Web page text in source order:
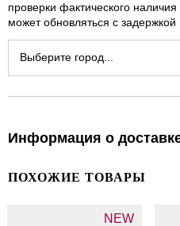
проверки фактического
может обновляться с задержкой
Выберите город...
Информация о
ПОХОЖИЕ ТОВАРЫ
NEW